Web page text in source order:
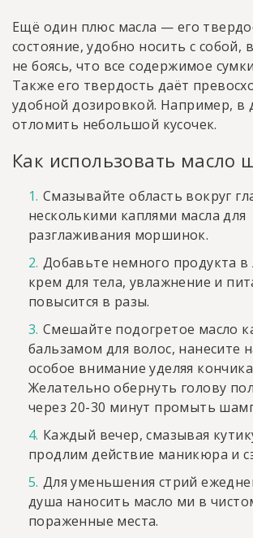
Ещё один плюс масла — его
состояние, удобно носить с собой,
не боясь, что все содержимое
Также его твердость даёт
удобной дозировкой. Например, в
отломить небольшой кусочек.
Как использовать масло
Смазывайте область вокруг
несколькими каплями масла для
разглаживания моршинок.
Добавьте немного продукта
крем для тела, увлажнение и
повысится в разы.
Смешайте подогретое масло
бальзамом для волос, нанесите
особое внимание уделяя
Желательно обернуть голову
через 20-30 минут промыть
Каждый вечер, смазывая
продлим действие маникюра и
Для уменьшения стрий
душа наносить масло ми в
пораженные места.